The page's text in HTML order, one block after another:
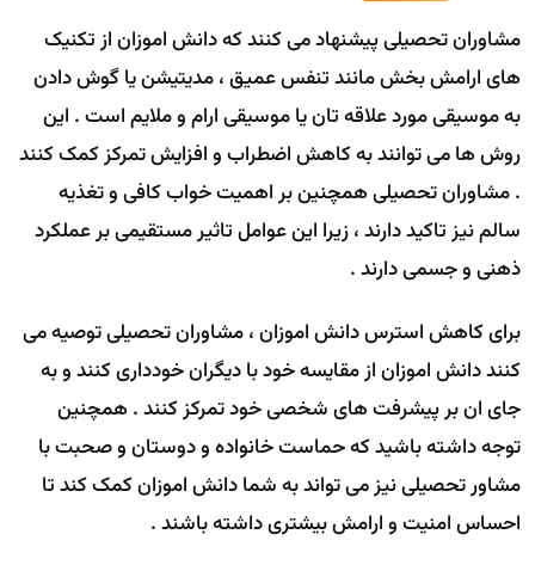
مشاوران تحصیلی پیشنهاد می کنند که دانش اموزان از تکنیک
های ارامش بخش مانند تنفس عمیق ، مدیتیشن یا گوش دادن
به موسیقی مورد علاقه تان یا موسیقی ارام و ملایم است . این
روش ها می توانند به کاهش اضطراب و افزایش تمرکز کمک کنند
. مشاوران تحصیلی همچنین بر اهمیت خواب کافی و تغذیه
سالم نیز تاکید دارند ، زیرا این عوامل تاثیر مستقیمی بر عملکرد
ذهنی و جسمی دارند .
برای کاهش استرس دانش اموزان ، مشاوران تحصیلی توصیه می
کنند دانش اموزان از مقایسه خود با دیگران خودداری کنند و به
جای ان بر پیشرفت های شخصی خود تمرکز کنند . همچنین
توجه داشته باشید که حماست خانواده و دوستان و صحبت با
مشاور تحصیلی نیز می تواند به شما دانش اموزان کمک کند تا
احساس امنیت و ارامش بیشتری داشته باشند .